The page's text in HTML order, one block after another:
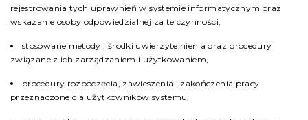
rejestrowania tych uprawnień w systemie informatycznym oraz
wskazanie osoby odpowiedzialnej za te czynności,
stosowane metody i środki uwierzytelnienia oraz procedury
związane z ich zarządzaniem i użytkowaniem,
procedury rozpoczęcia, zawieszenia i zakończenia pracy
przeznaczone dla użytkowników systemu,